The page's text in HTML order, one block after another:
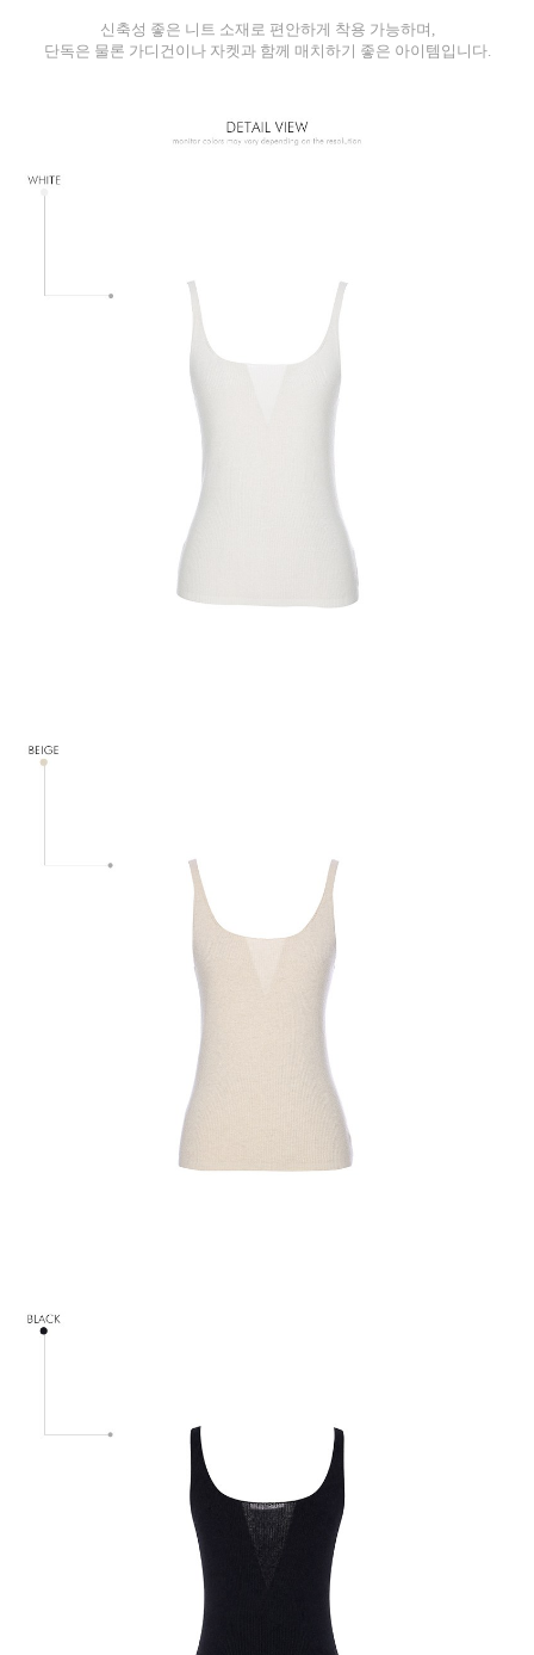
신축성 좋은 니트 소재로 편안하게 착용 가능하며,
단독은 물론 가디건이나 자켓과 함께 매치하기 좋은 아이템입니다.